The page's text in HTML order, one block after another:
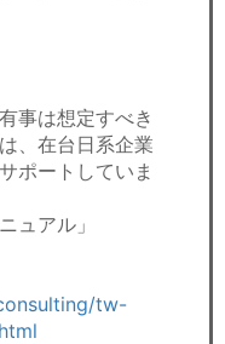
事は想定すべき
、在台日系企業
ポートしていま
ュアル」
tw-